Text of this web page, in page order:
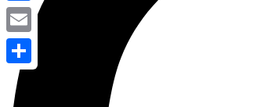
Facebook
Email
Share